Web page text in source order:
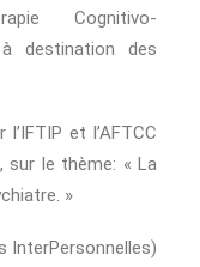
Cognitivo-
à destination des
et l’AFTCC
sur le thème: « La
»
InterPersonnelles)